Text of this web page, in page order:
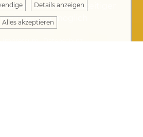
nur mit rechtzeitiger
möglich
Details anzeigen
Alles akzeptieren